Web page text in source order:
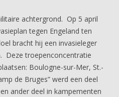
achtergrond. Op 5 april
tegen Engeland ten
bracht hij een invasieleger
Deze troepenconcentratie
Boulogne-sur-Mer, St.-
de Bruges” werd een deel
ander deel in kampementen